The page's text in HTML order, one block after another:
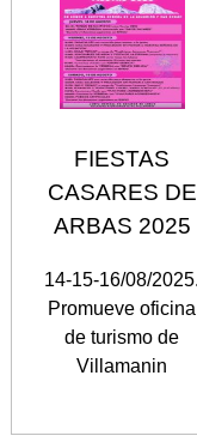
FIESTAS
CASARES DE
ARBAS 2025
14-15-16/08/2025.
Promueve oficina
de turismo de
Villamanin